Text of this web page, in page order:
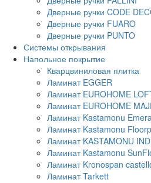
Дверные ручки CODE
Дверные ручки FUARO
Дверные ручки PUNTO
Системы открывания
Напольное покрытие
Кварцвиниловая плитка
Ламинат EGGER
Ламинат EUROHOME
Ламинат EUROHOME
Ламинат Kastamonu
Ламинат Kastamonu
Ламинат KASTAMONU
Ламинат Kastamonu
Ламинат Kronospan
Ламинат Tarkett